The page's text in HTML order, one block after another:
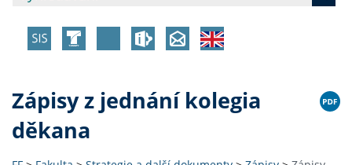
Zápisy z jednání kolegia
děkana